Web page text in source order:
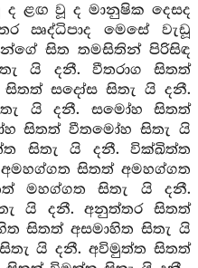
ද ළඟ වූ ද මානුෂික දෙසද
ඍද්ධිපාද මෙසේ වැඩූ
සිත තමසිතින් පිරිසිඳ
යි දනී. වීතරාග සිතත්
සිතත් සදෝස සිතැ යි දනී.
යි දනී. සමෝහ සිතත්
සිතත් වීතමෝහ සිතැ යි
සිතැ යි දනී. වික්ඛිත්ත
සිතත් අමහග්ගත
මහග්ගත සිතැ යි දනී.
යි දනී. අනුත්තර සිතත්
සිතත් අසමාහිත සිතැ යි
යි දනී. අවිමුත්ත සිතත්